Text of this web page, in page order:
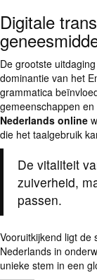
Digitale
De grootste
dominantie van het
grammatica
gemeenschappen
Nederlands online
die het taalgebruik
De vitaliteit
zuiverheid,
passen.
Vooruitkijkend ligt de
Nederlands in
unieke stem in een